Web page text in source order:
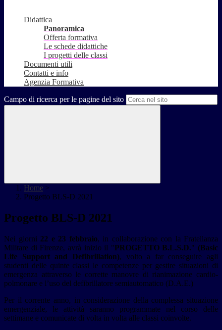
Didattica
Panoramica
Offerta formativa
Le schede didattiche
I progetti delle classi
Documenti utili
Contatti e info
Agenzia Formativa
Campo di ricerca per le pagine del sito
Home >
Progetto BLS-D 2021
Progetto BLS-D 2021
Nei giorni 22 e 23 febbraio, in collaborazione con la Fratellanza
Militare di Firenze, avrà inizio il "PROGETTO B.L.S.D." (Basic
Life Support and Defibrillation), volto a far conseguire agli
studenti delle quinte classi le competenze per gestire situazioni di
emergenza attraverso le corrette manovre di rianimazione cardio-
polmonare e l’uso del defibrillatore semiautomatico (D.A.E.)
Per il corrente anno, in considerazione della complessa situazione
emergenziale, le attività saranno programmate nel corso delle
settimane e comunicate di volta in volta alle classi coinvolte.